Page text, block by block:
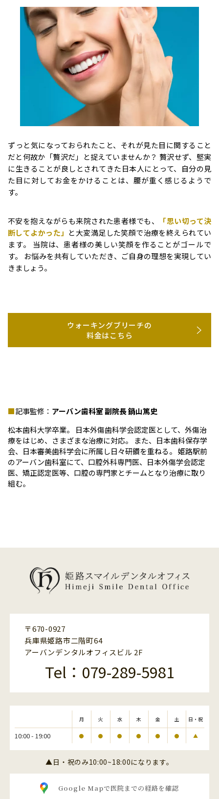
ずっと気になっておられたこと、それが見た目に関すること
だと何故か「贅沢だ」と捉えていませんか？ 贅沢せず、堅実
に生きることが良しとされてきた日本人にとって、自分の見
た目に対してお金をかけることは、腰が重く感じるようで
す。
不安を抱えながらも来院された患者様でも、
「思い切って決
断してよかった」 と大変満足した笑顔で治療を終えられてい
ます。 当院は、患者様の美しい笑顔を作ることがゴールで
す。 お悩みを共有していただき、ご自身の理想を実現してい
きましょう。
ウォーキングブリーチの
料金はこちら
記事監修： アーバン歯科室 副院長 鍋山篤史
松本歯科大学卒業。 日本外傷歯科学会認定医として、外傷治
療をはじめ、さまざまな治療に対応。 また、日本歯科保存学
会、日本審美歯科学会に所属し日々研鑽を重ねる。 姫路駅前
のアーバン歯科室にて、口腔外科専門医、日本外傷学会認定
医、矯正認定医等、口腔の専門家とチームとなり治療に取り
組む。
〒670-0927
兵庫県姫路市二階町64
アーバンデンタルオフィスビル 2F
Tel：079-289-5981
月 火 水 木 金 土 日・祝
10:00 - 19:00 ● ● ● ● ● ● ▲
▲日・祝のみ10:00~18:00になります。
Google Mapで医院までの経路を確認